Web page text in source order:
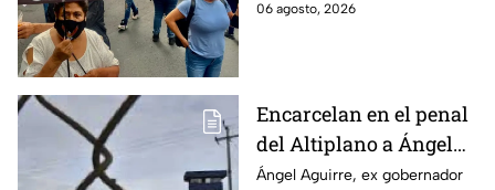
de Guerrero
Aguirre, quien fue detenido
06 agosto, 2026
Encarcelan en el penal
del Altiplano a Ángel
Aguirre, ex gobernador
Ángel Aguirre, ex gobernador